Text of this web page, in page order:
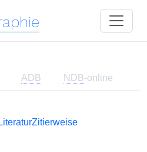
ADB NDB-online
LiteraturZitierweise